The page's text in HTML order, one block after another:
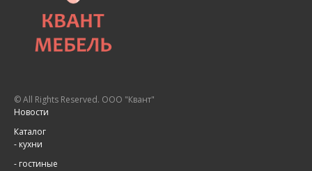
© All Rights Reserved. ООО "Квант"
Новости
Каталог
- кухни
- гостиные